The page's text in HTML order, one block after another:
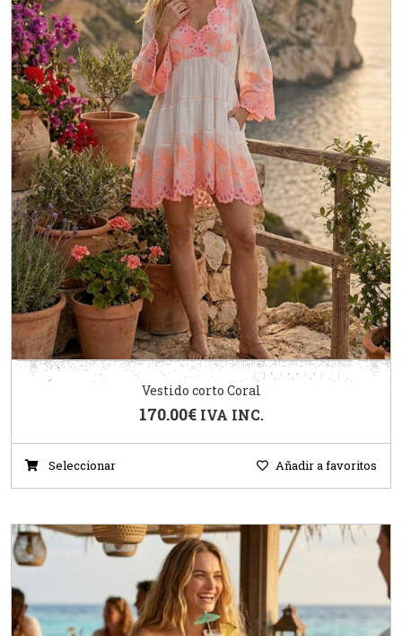
Vestido corto Coral
170.00€ IVA INC.
Seleccionar Añadir a favoritos